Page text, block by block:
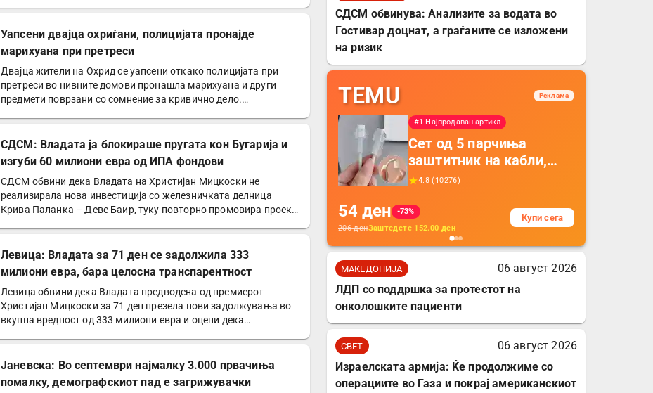
Уапсени двајца охриѓани, полицијата пронајде
марихуана при претреси
Двајца жители на Охрид се уапсени откако полицијата при
претреси во нивните домови пронашла марихуана и други
предмети поврзани со сомнение за кривично дело.
СДСМ: Владата ја блокираше пругата кон Бугарија и
изгуби 60 милиони евра од ИПА фондови
СДСМ обвини дека Владата на Христијан Мицкоски не
реализирала нова инвестиција со железничката делница
Крива Паланка – Деве Баир, туку повторно промовира проект
Левица: Владата за 71 ден се задолжила 333
милиони евра, бара целосна транспарентност
Левица обвини дека Владата предводена од премиерот
Христијан Мицкоски за 71 ден презела нови задолжувања во
вкупна вредност од 333 милиони евра и оцени дека
Јаневска: Во септември најмалку 3.000 првачиња
помалку, демографскиот пад е загрижувачки
СДСМ обвинува: Анализите за водата во
Гостивар доцнат, а граѓаните се изложени
на ризик
TEMU Реклама
#1 Најпродаван артикл
Сет од 5 парчиња
заштитник на кабли,
прекривка за заштита
додатоци за заштита на
кабли, без батерија, за
мобилни телефони,
комплет за заштита на
4.8 (10276)
54 ден
-73%
206денЗаштедете 152.00 ден
Купи сега
МАКЕДОНИЈА
06 август 2026
ЛДП со поддршка за протестот на
онколошките пациенти
СВЕТ
06 август 2026
Израелската армија: Ќе продолжиме со
операциите во Газа и покрај американскиот